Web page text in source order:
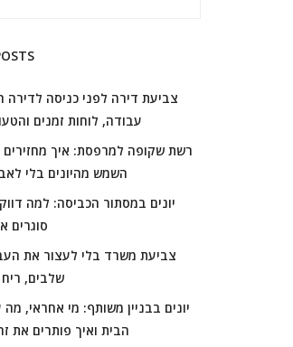
צביעת דירה לפני כניסה
עבודה, לוחות זמנים
רשת שקופה למרפסת: איך
השמש מהיונים בלי
יונים במסתור הכביסה: למה
סוגרים
צביעת משרד בלי לעצור את
שלבים, ריח
יונים בבניין משותף: מי אחראי, מה
הבית ואיך פותרים את